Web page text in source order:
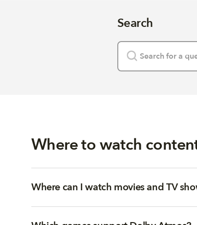
Search
Where to watch
Where can I watch movies and TV